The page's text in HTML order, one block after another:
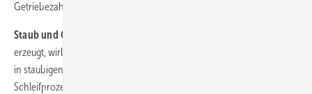
Getriebezahnräder und Kühlluftstrom.
Staub und Öl:
erzeugt, wirbelt ihre Abluft doch eine gewisse Menge auf – besonders
in staubigen Umgebungen. Hauptstaubquelle ist aber der
Schleifprozess selbst. Den Anwender kann eine belüftete